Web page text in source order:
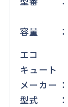
容量
エコ
キュート
メーカー
型式